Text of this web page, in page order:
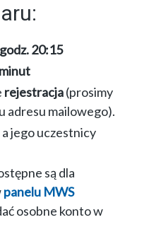
20:15
rejestracja(prosimy
adresu mailowego).
jego uczestnicy
są dla
panelu MWS
osobne konto w